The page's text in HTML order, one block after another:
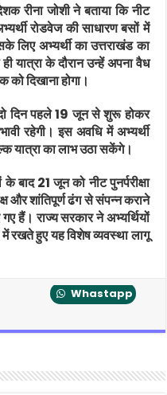
रीना जोशी ने बताया कि नीट
रोडवेज की साधारण बसों में
लिए अभ्यर्थी का उत्तराखंड का
यात्रा के दौरान उन्हें अपना वैध
दिखाना होगा।
दो दिन पहले 19 जून से शुरू होकर
रहेगी। इस अवधि में अभ्यर्थी
यात्रा का लाभ उठा सकेंगे।
बाद 21 जून को नीट पुनर्परीक्षा
और शांतिपूर्ण ढंग से संपन्न कराने
हैं। राज्य सरकार ने अभ्यर्थियों
रखते हुए यह विशेष व्यवस्था लागू
Whastapp